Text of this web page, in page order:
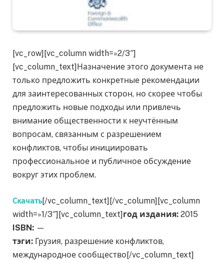
[vc_row][vc_column width=»2/3″]
[vc_column_text]Назначение этого документа не
только предложить конкретные рекомендации
для заинтересованных сторон, но скорее чтобы
предложить новые подходы или привлечь
внимание общественности к неучтённым
вопросам, связанным с разрешением
конфликтов, чтобы инициировать
профессиональное и публичное обсуждение
вокруг этих проблем.
Скачать[/vc_column_text][/vc_column][vc_column
width=»1/3″][vc_column_text]год издания: 2015
ISBN: —
тэги: Грузия, разрешение конфликтов,
международное сообщество[/vc_column_text]